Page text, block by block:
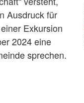
Ausdruck für
Exkursion
2024 eine
sprechen.